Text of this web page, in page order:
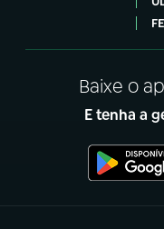
Baixe o
E tenha a